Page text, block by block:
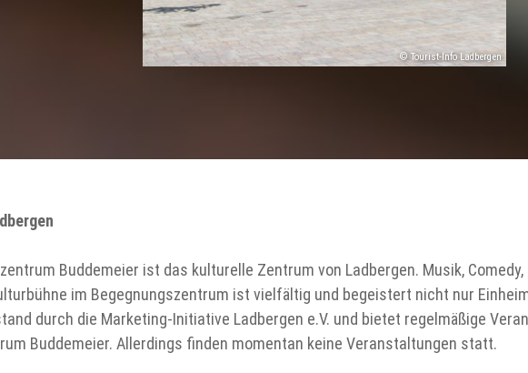
© Tourist-Info Ladbergen
Buddemeier ist das kulturelle Zentrum von Ladbergen. Musik,
im Begegnungszentrum ist vielfältig und begeistert nicht nur
durch die Marketing-Initiative Ladbergen e.V. und bietet regelmäßige
Buddemeier. Allerdings finden momentan keine Veranstaltungen statt.